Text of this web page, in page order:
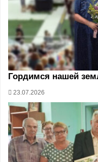
Гордимся нашей
23.07.2026